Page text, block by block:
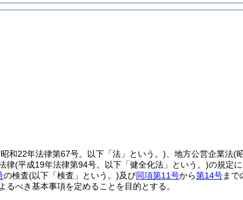
和22年法律第67号。以下「法」という。) 、地方公営企業法(
律(平成19年法律第94号。以下「健全化法」という。)の規定に
の検査(以下「検査」という。)及び同項第11号から第14号まで
べき基本事項を定めることを目的とする。